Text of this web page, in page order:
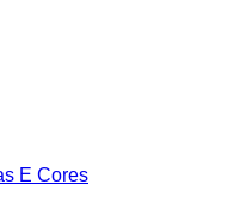
E Cores